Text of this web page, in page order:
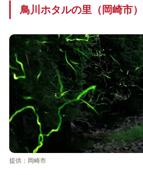
鳥川ホタルの里（岡崎市）
提供：岡崎市